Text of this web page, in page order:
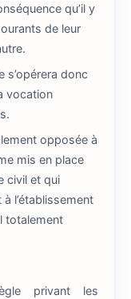
qu’il y
de leur
s’opérera donc
vocation
opposée à
mis en place
civil et qui
l’établissement
totalement
privant les